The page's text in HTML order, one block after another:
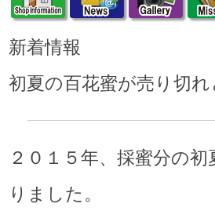
新着情報
初夏の百花蜜が売り切れ
２０１５年、採蜜分の
りました。